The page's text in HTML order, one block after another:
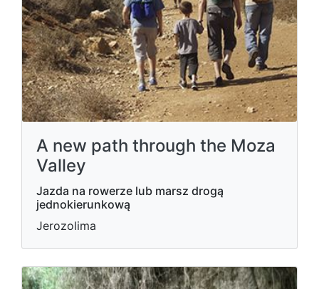
A new path through the Moza
Valley
Jazda na rowerze lub marsz drogą
jednokierunkową
Jerozolima